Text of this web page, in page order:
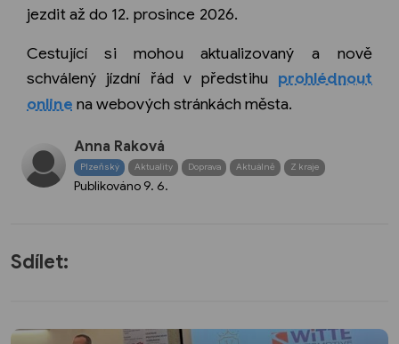
jezdit až do 12. prosince 2026.
Cestující si mohou aktualizovaný a nově
schválený jízdní řád v předstihu prohlédnout
online na webových stránkách města.
Anna Raková
Plzeňský Aktuality Doprava Aktuálně Z kraje
Publikováno 9. 6.
Sdílet: